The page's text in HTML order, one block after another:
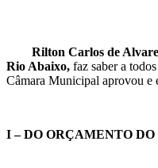
Rilton Carlos de
Rio Abaixo, faz saber a
Câmara Municipal aprovou e
I – DO ORÇAMENTO